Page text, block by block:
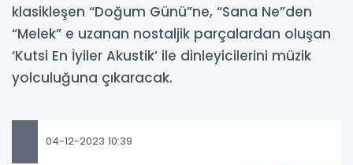
klasikleşen “Doğum Günü”ne, “Sana Ne”den
“Melek” e uzanan nostaljik parçalardan oluşan
‘Kutsi En İyiler Akustik’ ile dinleyicilerini müzik
yolculuğuna çıkaracak.
04-12-2023 10:39